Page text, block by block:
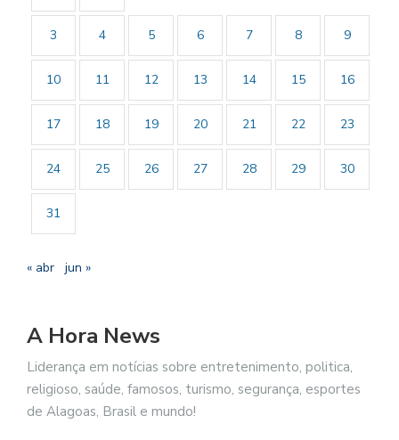
3 4 5 6 7 8 9
10 11 12 13 14 15 16
17 18 19 20 21 22 23
24 25 26 27 28 29 30
31
« abr jun »
A Hora News
Liderança em notícias sobre entretenimento, politica,
religioso, saúde, famosos, turismo, segurança, esportes
de Alagoas, Brasil e mundo!